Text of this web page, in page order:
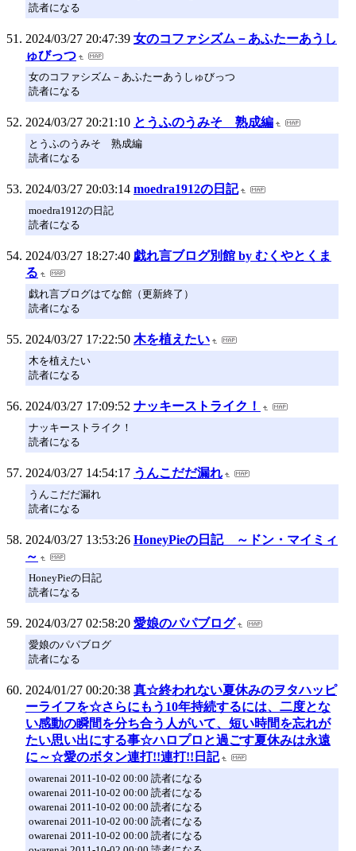
読者になる
2024/03/27 20:47:39 女のコファシズム－あふたーあうし
ゅびっつ
女のコファシズム－あふたーあうしゅびっつ
読者になる
2024/03/27 20:21:10 とうふのうみそ 熟成編
とうふのうみそ 熟成編
読者になる
2024/03/27 20:03:14 moedra1912の日記
moedra1912の日記
読者になる
2024/03/27 18:27:40 戯れ言ブログ別館 by むくやとくま
る
戯れ言ブログはてな館（更新終了）
読者になる
2024/03/27 17:22:50 木を植えたい
木を植えたい
読者になる
2024/03/27 17:09:52 ナッキーストライク！
ナッキーストライク！
読者になる
2024/03/27 14:54:17 うんこだだ漏れ
うんこだだ漏れ
読者になる
2024/03/27 13:53:26 HoneyPieの日記 ～ドン・マイミィ
～
HoneyPieの日記
読者になる
2024/03/27 02:58:20 愛娘のパパブログ
愛娘のパパブログ
読者になる
2024/01/27 00:20:38 真☆終われない夏休みのヲタハッピ
ーライフを☆さらにもう10年持続するには、二度とな
い感動の瞬間を分ち合う人がいて、短い時間を忘れが
たい思い出にする事☆ハロプロと過ごす夏休みは永遠
に～☆愛のボタン連打!!連打!!日記
owarenai 2011-10-02 00:00 読者になる
owarenai 2011-10-02 00:00 読者になる
owarenai 2011-10-02 00:00 読者になる
owarenai 2011-10-02 00:00 読者になる
owarenai 2011-10-02 00:00 読者になる